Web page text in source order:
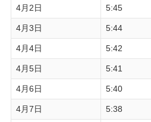
4月2日 5:45
4月3日 5:44
4月4日 5:42
4月5日 5:41
4月6日 5:40
4月7日 5:38